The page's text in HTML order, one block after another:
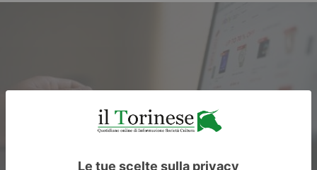
Georges Mikhael, parola
d’ordine: locale e globale